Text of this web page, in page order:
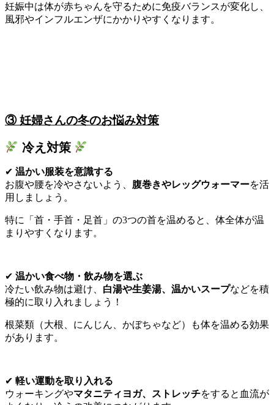
妊娠中は体が赤ちゃんを守るために免疫バランスが変化し、
風邪やインフルエンザにかかりやすくなります。
③ 妊婦さんの冬のお悩み対策
冷え対策
✔ 温かい服装を意識する
お腹や腰を冷やさないよう、 腹巻きやレッグウォーマーを活
用しましょう。
特に「首・手首・足首」の3つの首を温めると、体全体が温
まりやすくなります。
✔ 温かい食べ物・飲み物を選ぶ
冷たい飲み物は避け、 白湯や生姜湯、温かいスープなどを積
極的に取り入れましょう！
根菜類（大根、にんじん、かぼちゃなど）も体を温める効果
があります。
✔ 軽い運動を取り入れる
ウォーキングやマタニティヨガ、ストレッチをすると血流が